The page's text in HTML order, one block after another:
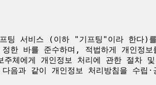
팅 서비스 (이하 "기프팅"이라 한다)
한 바를 준수하며, 적법하게 개인정보
체에게 개인정보 처리에 관한 절차
음과 같이 개인정보 처리방침을 수립·